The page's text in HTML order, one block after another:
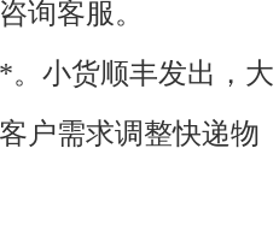
询客服。
。小货顺丰发出，大
户需求调整快递物